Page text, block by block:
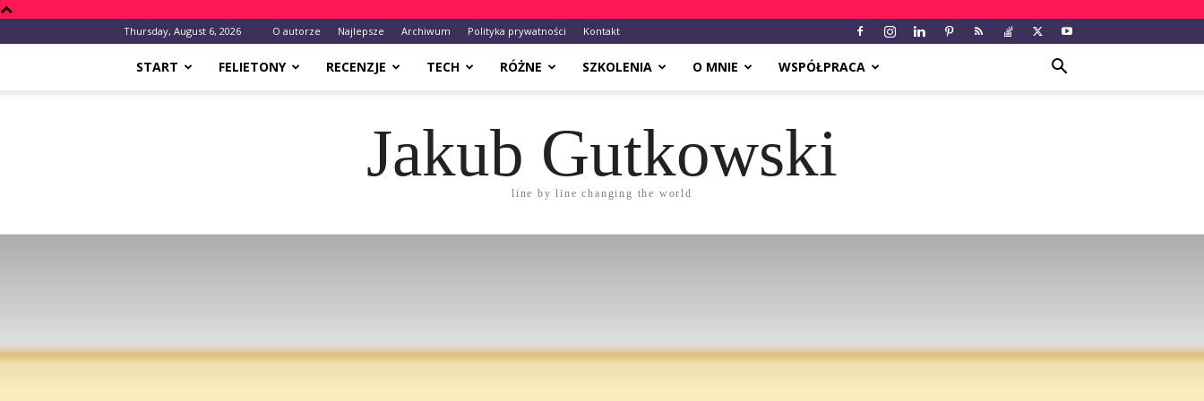
Thursday, August 6, 2026 O autorze Najlepsze Archiwum Polityka prywatności Kontakt
START FELIETONY RECENZJE TECH RÓŻNE SZKOLENIA O MNIE WSPÓŁPRACA
Jakub Gutkowski
line by line changing the world